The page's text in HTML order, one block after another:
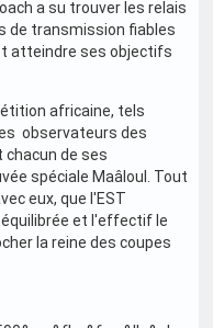
a su trouver les relais
de transmission fiables
atteindre ses objectifs
africaine, tels
observateurs des
chacun de ses
spéciale Maâloul. Tout
eux, que l'EST
et l'effectif le
la reine des coupes